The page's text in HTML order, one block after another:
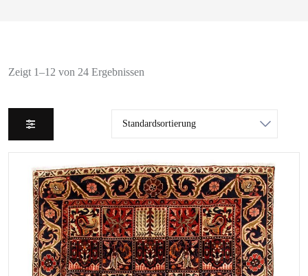
Zeigt 1–12 von 24 Ergebnissen